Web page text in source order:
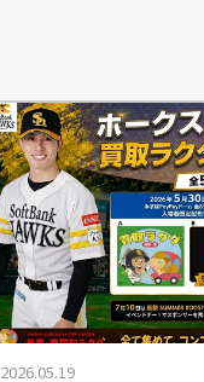
2026.05.19